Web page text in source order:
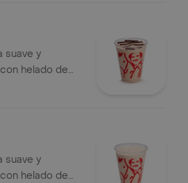
suave y
helado de
suave y
helado de